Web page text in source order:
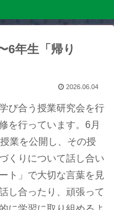
6年生「帰り
2026.06.04
び合う授業研究会を行
を行っています。6月
業を公開し、その授
くりについて話し合い
ト」で大切な言葉を見
し合ったり、頑張って